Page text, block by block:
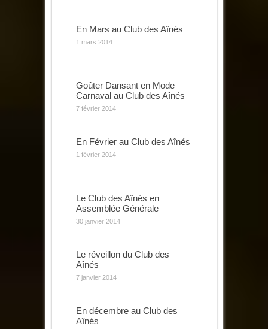
En Mars au Club des Aînés
1 mars 2014
Goûter Dansant en Mode
Carnaval au Club des Aînés
7 février 2014
En Février au Club des Aînés
1 février 2014
Le Club des Aînés en
Assemblée Générale
30 janvier 2014
Le réveillon du Club des
Aînés
7 janvier 2014
En décembre au Club des
Aînés